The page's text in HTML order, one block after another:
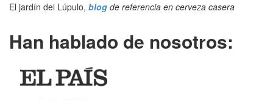
El jardín del Lúpulo, blog de referencia en cerveza casera
Han hablado de nosotros: